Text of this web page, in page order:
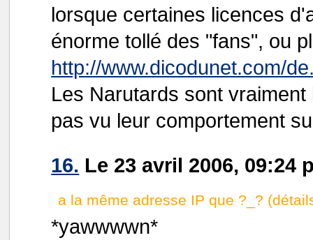
lorsque certaines licences
énorme tollé des "fans", ou
http://www.dicodunet.com/
Les Narutards sont
pas vu leur comportement
16. Le 23 avril 2006, 09:24
a la même adresse IP que ?_?
*yawwwwn*